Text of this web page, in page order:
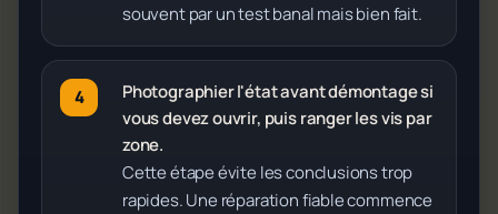
souvent par un test banal mais bien fait.
Photographier l'état avant démontage si
vous devez ouvrir, puis ranger les vis par
zone.
Cette étape évite les conclusions trop
rapides. Une réparation fiable commence